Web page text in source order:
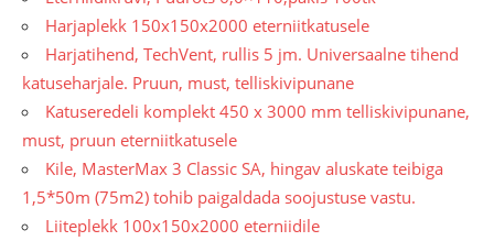
Harjaplekk 150x150x2000 eterniitkatusele
Harjatihend, TechVent, rullis 5 jm. Universaalne tihend
katuseharjale. Pruun, must, telliskivipunane
Katuseredeli komplekt 450 x 3000 mm telliskivipunane,
must, pruun eterniitkatusele
Kile, MasterMax 3 Classic SA, hingav aluskate teibiga
1,5*50m (75m2) tohib paigaldada soojustuse vastu.
Liiteplekk 100x150x2000 eterniidile